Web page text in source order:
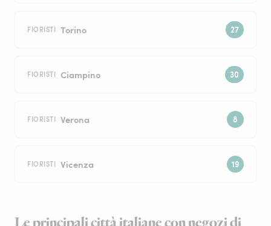
FIORISTI Torino
FIORISTI Ciampino
FIORISTI Verona
FIORISTI Vicenza